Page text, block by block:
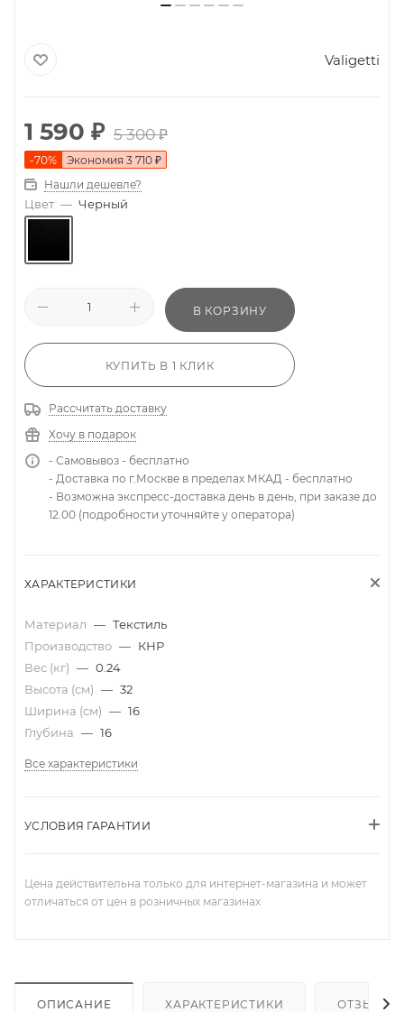
Valigetti
1 590 ₽ 5 300₽
-70% Экономия 3 710 ₽
Нашли дешевле?
Цвет — Черный
В КОРЗИНУ
КУПИТЬ В 1 КЛИК
Рассчитать доставку
Хочу в подарок
- Самовывоз - бесплатно
- Доставка по г.Москве в пределах МКАД - бесплатно
- Возможна экспресс-доставка день в день, при заказе до
12.00 (подробности уточняйте у оператора)
ХАРАКТЕРИСТИКИ
Материал — Текстиль
Производство — КНР
Вес (кг) — 0.24
Высота (см) — 32
Ширина (см) — 16
Глубина — 16
Все характеристики
УСЛОВИЯ ГАРАНТИИ
Цена действительна только для интернет-магазина и может
отличаться от цен в розничных магазинах
ОПИСАНИЕ ХАРАКТЕРИСТИКИ ОТЗЫВЫ